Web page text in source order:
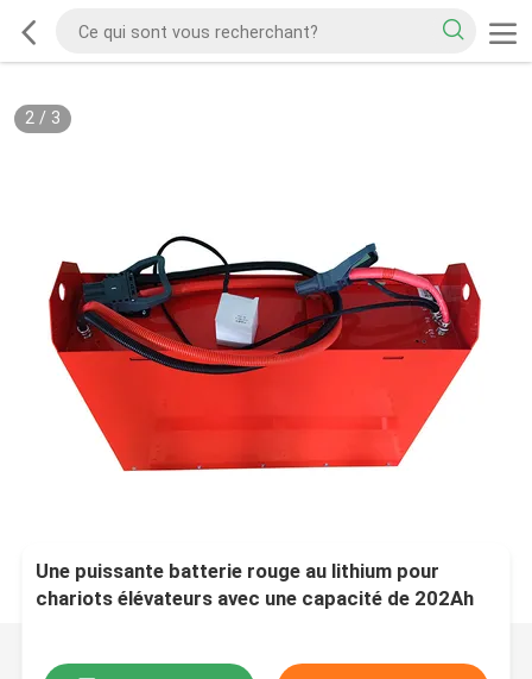
2/ 3
Une puissante batterie rouge au lithium pour
chariots élévateurs avec une capacité de 202Ah